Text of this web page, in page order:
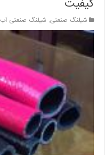
کیفیت
شیلنگ صنعتی, شیلنگ صنعتی آب